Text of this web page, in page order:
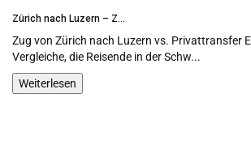
Zürich nach Luzern – Z...
Zug von Zürich nach Luzern vs. Privattransfer
Vergleiche, die Reisende in der Schw...
Weiterlesen